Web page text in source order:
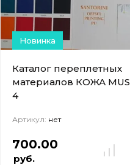
Новинка
Каталог переплетных
материалов КОЖА
4
Артикул: нет
700.00
руб.